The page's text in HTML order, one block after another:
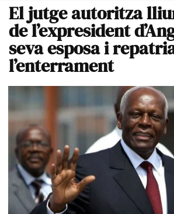
El jutge autoritza
de l’expresident
seva esposa i
l’enterrament